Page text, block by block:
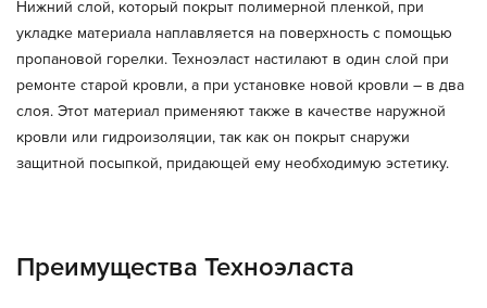
Нижний слой, который покрыт полимерной пленкой, при
укладке материала наплавляется на поверхность с помощью
пропановой горелки. Техноэласт настилают в один слой при
ремонте старой кровли, а при установке новой кровли – в два
слоя. Этот материал применяют также в качестве наружной
кровли или гидроизоляции, так как он покрыт снаружи
защитной посыпкой, придающей ему необходимую эстетику.
Преимущества Техноэласта